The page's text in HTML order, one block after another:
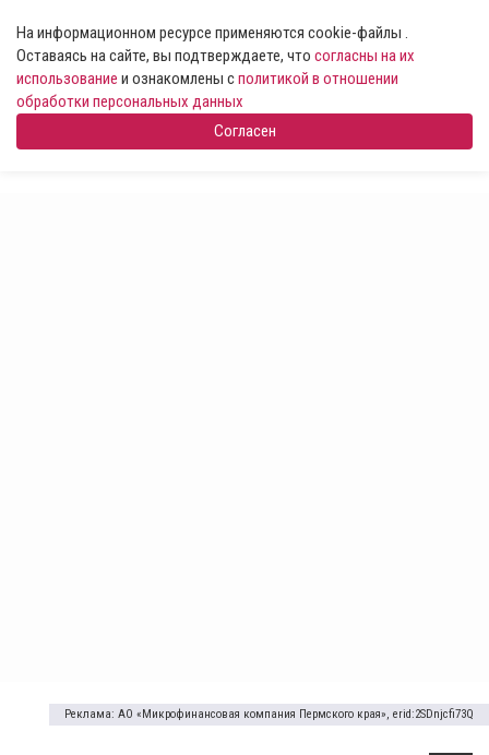
На информационном ресурсе применяются cookie-файлы .
Оставаясь на сайте, вы подтверждаете, что согласны на их
использование и ознакомлены сполитикой в отношении
обработки персональных данных
Согласен
Реклама: АО «Микрофинансовая компания Пермского края», erid:2SDnjcfi73Q